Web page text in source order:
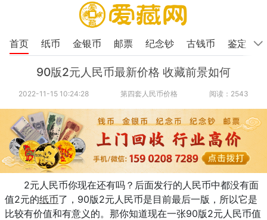
首页 纸币 金银币 邮票 纪念钞 古钱币 鉴定
90版2元人民币最新价格 收藏前景如何
2022-11-15 10:24:28 第四套人民币价格 阅读：2543
2元人民币你现在还有吗？后面发行的人民币中都没有面
值2元的纸币了，90版2元人民币是目前最后一版，所以它是
比较有价值和有意义的。那你知道现在一张90版2元人民币值